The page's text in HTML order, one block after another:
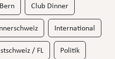
Bern Club Dinner
International
/ FL Politik